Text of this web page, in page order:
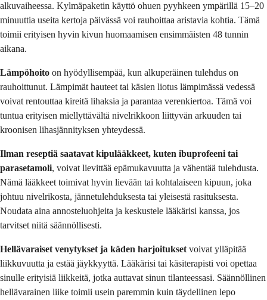
alkuvaiheessa. Kylmäpaketin käyttö ohuen pyyhkeen ympärillä 15–20
minuuttia useita kertoja päivässä voi rauhoittaa aristavia kohtia. Tämä
toimii erityisen hyvin kivun huomaamisen ensimmäisten 48 tunnin
aikana.
Lämpöhoito on hyödyllisempää, kun alkuperäinen tulehdus on
rauhoittunut. Lämpimät hauteet tai käsien liotus lämpimässä vedessä
voivat rentouttaa kireitä lihaksia ja parantaa verenkiertoa. Tämä voi
tuntua erityisen miellyttävältä nivelrikkoon liittyvän arkuuden tai
kroonisen lihasjännityksen yhteydessä.
Ilman reseptiä saatavat kipulääkkeet, kuten ibuprofeeni tai
parasetamoli, voivat lievittää epämukavuutta ja vähentää tulehdusta.
Nämä lääkkeet toimivat hyvin lievään tai kohtalaiseen kipuun, joka
johtuu nivelrikosta, jännetulehduksesta tai yleisestä rasituksesta.
Noudata aina annosteluohjeita ja keskustele lääkärisi kanssa, jos
tarvitset niitä säännöllisesti.
Hellävaraiset venytykset ja käden harjoitukset voivat ylläpitää
liikkuvuutta ja estää jäykkyyttä. Lääkärisi tai käsiterapisti voi opettaa
sinulle erityisiä liikkeitä, jotka auttavat sinun tilanteessasi. Säännöllinen
hellävarainen liike toimii usein paremmin kuin täydellinen lepo